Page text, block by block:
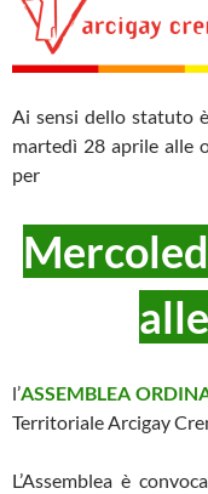
Ai sensi dello statuto
martedì 28 aprile alle
per
l’ASSEMBLEA
Territoriale Arcigay
L’Assemblea è